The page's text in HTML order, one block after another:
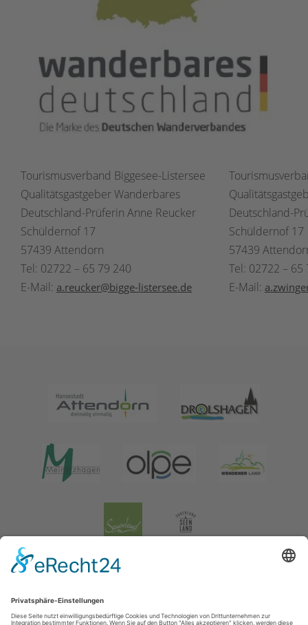
Tourismusverband Biggesee-Listersee
Qualitätsgastgeber Wanderbares
Deutschland-Prüferin Anne Reucker
Schüldernof 17
57439 Attendorn
Tel: 02722 – 65 79 240
E-Mail: a.reucker@bigge-listersee.de
Deutschland-
Schüldernof 17
57439
Tel: 02722 – 65
E-Mail: